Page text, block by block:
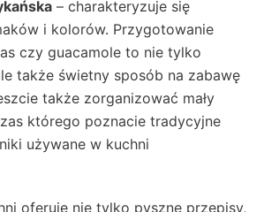
– charakteryzuje się
i kolorów. Przygotowanie
czy guacamole to nie tylko
także świetny sposób na zabawę
także zorganizować mały
którego poznacie tradycyjne
używane w kuchni
oferuje nie tylko pyszne przepisy,